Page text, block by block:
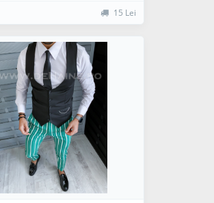
15 Lei